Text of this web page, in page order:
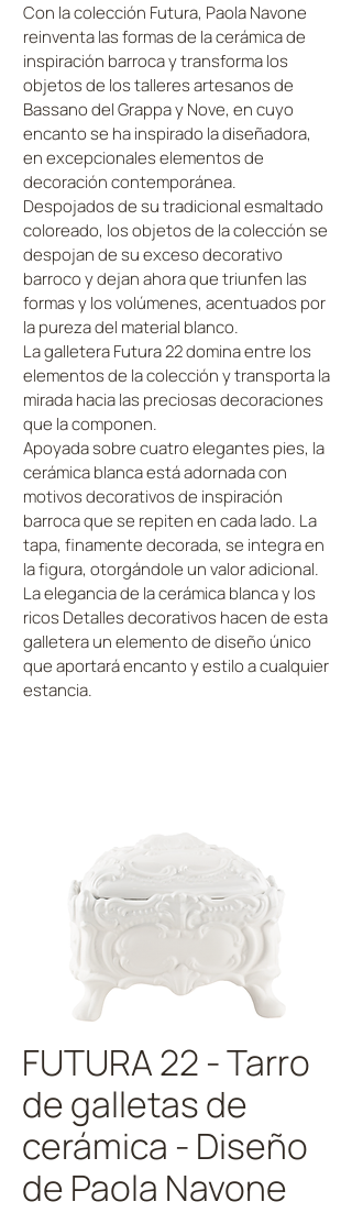
Con la colección Futura, Paola Navone
reinventa las formas de la cerámica de
inspiración barroca y transforma los
objetos de los talleres artesanos de
Bassano del Grappa y Nove, en cuyo
encanto se ha inspirado la diseñadora,
en excepcionales elementos de
decoración contemporánea.
Despojados de su tradicional esmaltado
coloreado, los objetos de la colección se
despojan de su exceso decorativo
barroco y dejan ahora que triunfen las
formas y los volúmenes, acentuados por
la pureza del material blanco.
La galletera Futura 22 domina entre los
elementos de la colección y transporta la
mirada hacia las preciosas decoraciones
que la componen.
Apoyada sobre cuatro elegantes pies, la
cerámica blanca está adornada con
motivos decorativos de inspiración
barroca que se repiten en cada lado. La
tapa, finamente decorada, se integra en
la figura, otorgándole un valor adicional.
La elegancia de la cerámica blanca y los
ricos Detalles decorativos hacen de esta
galletera un elemento de diseño único
que aportará encanto y estilo a cualquier
estancia.
FUTURA 22 - Tarro
de galletas de
cerámica - Diseño
de Paola Navone